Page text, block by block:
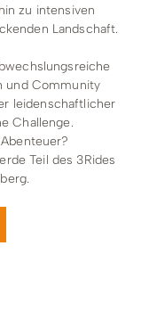
zu intensiven
Landschaft.
und Community
leidenschaftlicher
Challenge.
Teil des 3Rides